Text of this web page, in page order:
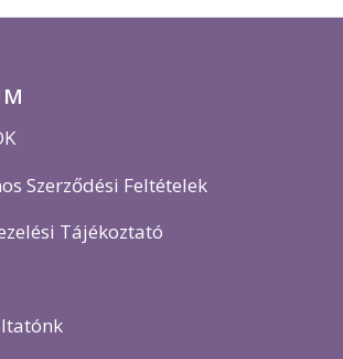
Szerződési Feltételek
Tájékoztató